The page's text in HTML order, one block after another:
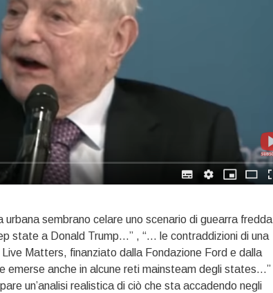
sembrano celare uno scenario di guearra fredda
state a Donald Trump…” , “… le contraddizioni di una
Matters, finanziato dalla Fondazione Ford e dalla
emerse anche in alcune reti mainsteam degli states…”
un’analisi realistica di ciò che sta accadendo negli